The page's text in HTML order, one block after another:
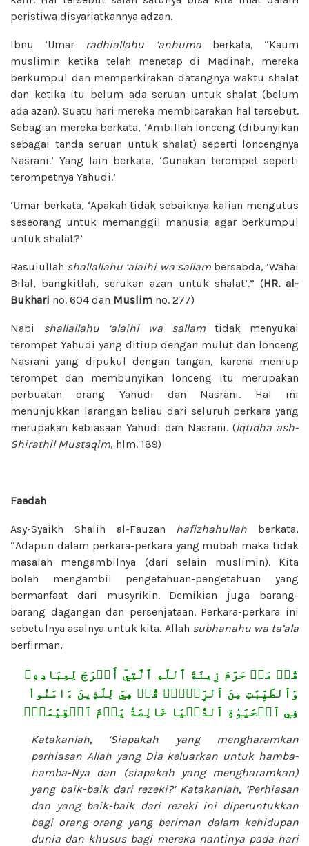
peristiwa disyariatkannya adzan.
Ibnu ‘Umar radhiallahu ‘anhumaberkata, “Kaum
muslimin ketika telah menetap di Madinah, mereka
berkumpul dan memperkirakan datangnya waktu shalat
dan ketika itu belum ada seruan untuk shalat (belum
ada azan). Suatu hari mereka membicarakan hal tersebut.
Sebagian mereka berkata, ‘Ambillah lonceng (dibunyikan
sebagai tanda seruan untuk shalat) seperti loncengnya
Nasrani.’ Yang lain berkata, ‘Gunakan terompet seperti
terompetnya Yahudi.’
‘Umar berkata, ‘Apakah tidak sebaiknya kalian mengutus
seseorang untuk memanggil manusia agar berkumpul
untuk shalat?’
Rasulullah shallallahu ‘alaihi wa sallambersabda, ‘Wahai
Bilal, bangkitlah, serukan azan untuk shalat’.” (HR. al-
Bukhari no. 604 dan Muslim no. 277)
Nabi shallallahu ‘alaihi wa sallam tidak menyukai
terompet Yahudi yang ditiup dengan mulut dan lonceng
Nasrani yang dipukul dengan tangan, karena meniup
terompet dan membunyikan lonceng itu merupakan
perbuatan orang Yahudi dan Nasrani. Hal ini
menunjukkan larangan beliau dari seluruh perkara yang
merupakan kebiasaan Yahudi dan Nasrani. (Iqtidha ash-
Shirathil Mustaqim, hlm. 189)
Faedah
Asy-Syaikh Shalih al-Fauzan hafizhahullah berkata,
“Adapun dalam perkara-perkara yang mubah maka tidak
masalah mengambilnya (dari selain muslimin). Kita
boleh mengambil pengetahuan-pengetahuan yang
bermanfaat dari musyrikin. Demikian juga barang-
barang dagangan dan persenjataan. Perkara-perkara ini
sebetulnya asalnya untuk kita. Allah subhanahu wa ta’ala
berfirman,
قُلۡ مَنۡ حَرَّمَ زِينَةَ ٱللَّهِ ٱلَّتِيٓ أَخۡرَجَ لِعِبَادِهِۦ
وَٱلطَّيِّبَٰتِ مِنَ ٱلرِّزۡقِۚ قُلۡ هِيَ لِلَّذِينَ ءَامَنُواْ
فِي ٱلۡحَيَوٰةِ ٱلدُّنۡيَا خَالِصَةٗ يَوۡمَ ٱلۡقِيَٰمَةِۗ
Katakanlah, ‘Siapakah yang mengharamkan
perhiasan Allah yang Dia keluarkan untuk hamba-
hamba-Nya dan (siapakah yang mengharamkan)
yang baik-baik dari rezeki?’ Katakanlah, ‘Perhiasan
dan yang baik-baik dari rezeki ini diperuntukkan
bagi orang-orang yang beriman dalam kehidupan
dunia dan khusus bagi mereka nantinya pada hari